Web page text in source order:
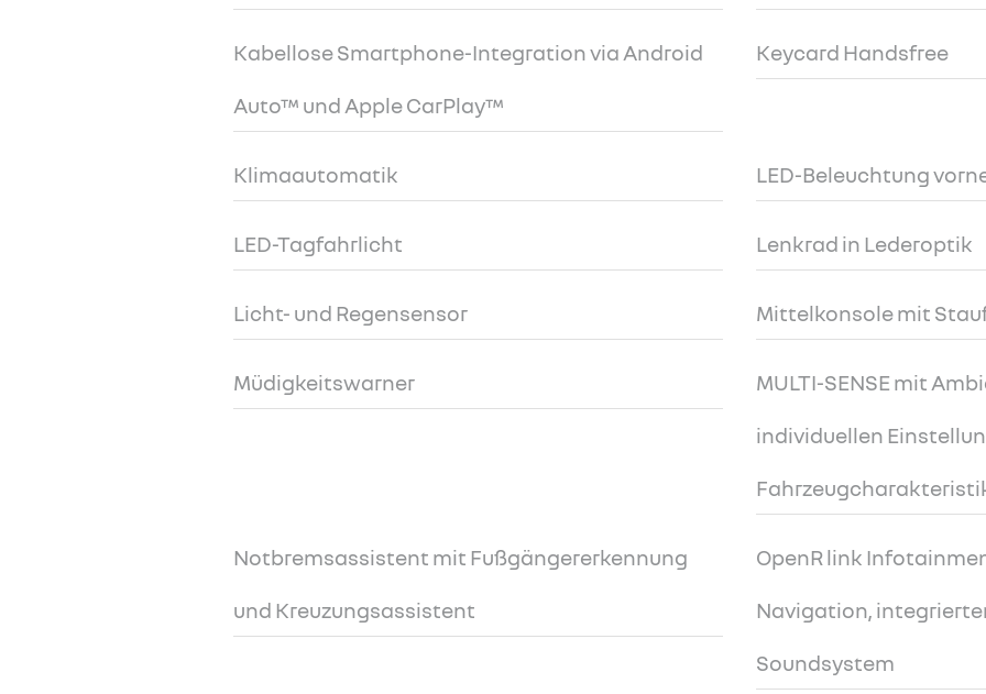
Kabellose Smartphone-Integration via Android
Auto™ und Apple CarPlay™
Keycard Handsfree
Klimaautomatik LED-Beleuchtung
LED-Tagfahrlicht Lenkrad in Lederoptik
Licht- und Regensensor Mittelkonsole mit
Müdigkeitswarner MULTI-SENSE mit
individuellen
Notbremsassistent mit Fußgängererkennung
und Kreuzungsassistent
OpenR link
Navigation,
Soundsystem